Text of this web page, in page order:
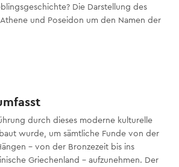
Die Darstellung des
und Poseidon um den Namen der
durch dieses moderne kulturelle
wurde, um sämtliche Funde von der
– von der Bronzezeit bis ins
Griechenland – aufzunehmen. Der